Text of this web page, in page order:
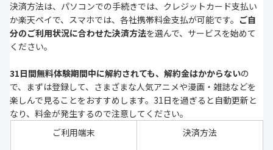
決済方法は、パソコンでの手続きでは、クレジットカード支払い
か楽天ペイで、スマホでは、各社携帯料金支払が可能です。 ご自
分のご利用状況に合わせた決済方法を選んで、サービスを始めて
ください。
31日間無料体験期間中に解約されても、解約金はかからないの
で、まずは登録して、さまざまな人気アニメや漫画・雑誌などを
楽しんで見ることをおすすめします。31日を過ぎると自動更新と
なり、料金が発生するので注意してください。
ご利用端末
決済方法